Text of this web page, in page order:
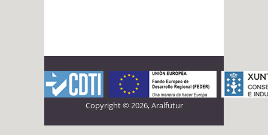
Copyright © 2026, Aralfutur